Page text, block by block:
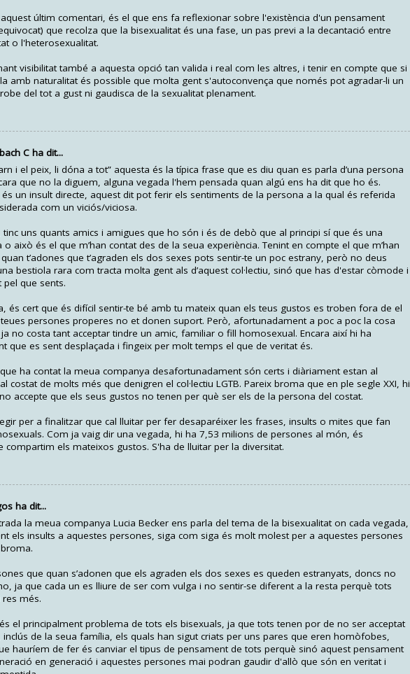
últim comentari, és el que ens fa reflexionar sobre l'existència d'un pensament
que recolza que la bisexualitat és una fase, un pas previ a la decantació entre
o l'heterosexualitat.
visibilitat també a aquesta opció tan valida i real com les altres, i tenir en compte que si
amb naturalitat és possible que molta gent s'autoconvença que només pot agradar-li un
del tot a gust ni gaudisca de la sexualitat plenament.
C ha dit...
i el peix, li dóna a tot” aquesta és la típica frase que es diu quan es parla d’una persona
que no la diguem, alguna vegada l'hem pensada quan algú ens ha dit que ho és.
és un insult directe, aquest dit pot ferir els sentiments de la persona a la qual és referida
com un viciós/viciosa.
uns quants amics i amigues que ho són i és de debò que al principi sí que és una
això és el que m’han contat des de la seua experiència. Tenint en compte el que m’han
t’adones que t’agraden els dos sexes pots sentir-te un poc estrany, però no deus
bestiola rara com tracta molta gent als d’aquest col·lectiu, sinó que has d'estar còmode i
pel que sents.
és cert que és difícil sentir-te bé amb tu mateix quan els teus gustos es troben fora de el
persones properes no et donen suport. Però, afortunadament a poc a poc la cosa
no costa tant acceptar tindre un amic, familiar o fill homosexual. Encara així hi ha
que es sent desplaçada i fingeix per molt temps el que de veritat és.
ha contat la meua companya desafortunadament són certs i diàriament estan al
costat de molts més que denigren el col·lectiu LGTB. Pareix broma que en ple segle XXI, hi
accepte que els seus gustos no tenen per què ser els de la persona del costat.
per a finalitzar que cal lluitar per fer desaparéixer les frases, insults o mites que fan
Com ja vaig dir una vegada, hi ha 7,53 milions de persones al món, és
compartim els mateixos gustos. S'ha de lluitar per la diversitat.
ha dit...
la meua companya Lucia Becker ens parla del tema de la bisexualitat on cada vegada,
els insults a aquestes persones, siga com siga és molt molest per a aquestes persones
que quan s’adonen que els agraden els dos sexes es queden estranyats, doncs no
ja que cada un es lliure de ser com vulga i no sentir-se diferent a la resta perquè tots
més.
el principalment problema de tots els bisexuals, ja que tots tenen por de no ser acceptat
inclús de la seua família, els quals han sigut criats per uns pares que eren homòfobes,
hauríem de fer és canviar el tipus de pensament de tots perquè sinó aquest pensament
en generació i aquestes persones mai podran gaudir d'allò que són en veritat i